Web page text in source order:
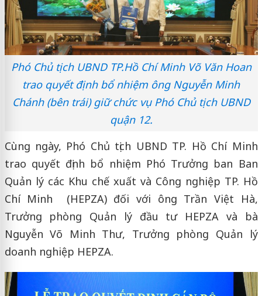
Phó Chủ tịch UBND TP.Hồ Chí Minh Võ Văn Hoan
trao quyết định bổ nhiệm ông Nguyễn Minh
Chánh (bên trái) giữ chức vụ Phó Chủ tịch UBND
quận 12.
Cùng ngày, Phó Chủ tịch UBND TP. Hồ Chí Minh
trao quyết định bổ nhiệm Phó Trưởng ban Ban
Quản lý các Khu chế xuất và Công nghiệp TP. Hồ
Chí Minh
(HEPZA) đối với ông Trần Việt Hà,
Trưởng phòng Quản lý đầu tư HEPZA và bà
Nguyễn Võ Minh Thư, Trưởng phòng Quản lý
doanh nghiệp HEPZA.